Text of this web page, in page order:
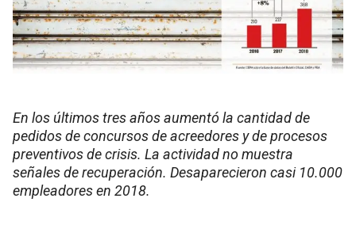
En los últimos tres años aumentó la cantidad de
pedidos de concursos de acreedores y de procesos
preventivos de crisis. La actividad no muestra
señales de recuperación. Desaparecieron casi 10.000
empleadores en 2018.